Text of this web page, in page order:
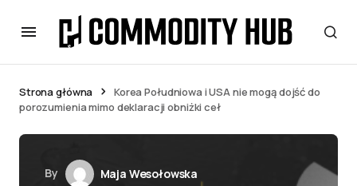
Strona główna
Korea Południowa i USA nie mogą dojść do
porozumienia mimo deklaracji obniżki ceł
By
Maja Wesołowska